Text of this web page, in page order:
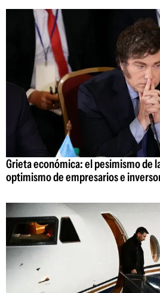
Grieta económica: el pesimismo de
optimismo de empresarios e